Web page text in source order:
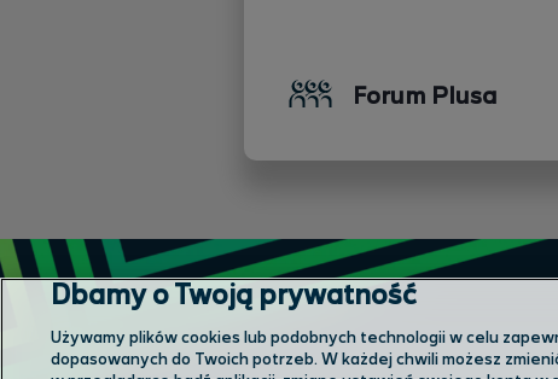
Forum Plusa
Dbamy o Twoją prywatność
Używamy plików cookies lub podobnych technologii w celu
dopasowanych do Twoich potrzeb. W każdej chwili możesz